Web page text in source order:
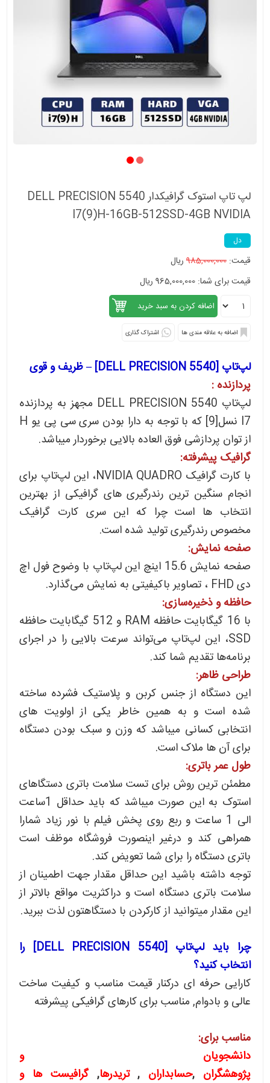
لپ تاپ استوک گرافیکدار DELL PRECISION 5540
I7(9)H-16GB-512SSD-4GB NVIDIA
دل
قیمت:985,000,000ریال
قیمت برای شما: 965,000,000 ریال
اشتراک گذاری
لپ‌تاپ [DELL PRECISION 5540] – ظریف و قوی
پردازنده :
لپ‌تاپ DELL PRECISION 5540 مجهز به پردازنده
I7 نسل[9] که با توجه به دارا بودن سری سی پی یو H
از توان پردازشی فوق العاده بالایی برخوردار میباشد.
گرافیک پیشرفته:
با کارت گرافیک NVIDIA QUADRO، این لپ‌تاپ برای
انجام سنگین ترین رندرگیری های گرافیکی از بهترین
انتخاب ها است چرا که این سری کارت گرافیک
مخصوص رندرگیری تولید شده است.
صفحه نمایش:
صفحه نمایش 15.6 اینچ این لپ‌تاپ با وضوح فول اچ
دی FHD ، تصاویر باکیفیتی به نمایش می‌گذارد.
حافظه و ذخیره‌سازی:
با 16 گیگابایت حافظه RAM و 512 گیگابایت حافظه
SSD، این لپ‌تاپ می‌تواند سرعت بالایی را در اجرای
برنامه‌ها تقدیم شما کند.
طراحی ظاهر:
این دستگاه از جنس کربن و پلاستیک فشرده ساخته
شده است و به همین خاطر یکی از اولویت های
انتخابی کسانی میباشد که وزن و سبک بودن دستگاه
برای آن ها ملاک است.
طول عمر باتری:
مطمئن ترین روش برای تست سلامت باتری دستگاهای
استوک به این صورت میباشد که باید حداقل 1ساعت
الی 1 ساعت و ربع روی پخش فیلم با نور زیاد شمارا
همراهی کند و درغیر اینصورت فروشگاه موظف است
باتری دستگاه را برای شما تعویض کند.
توجه داشته باشید این حداقل مقدار جهت اطمینان از
سلامت باتری دستگاه است و دراکثریت مواقع بالاتر از
این مقدار میتوانید از کارکردن با دستگاهتون لذت ببرید.
چرا باید لپ‌تاپ [DELL PRECISION 5540] را
انتخاب کنید؟
کارایی حرفه ای درکنار قیمت مناسب و کیفیت ساخت
عالی و بادوام, مناسب برای کارهای گرافیکی پیشرفته
مناسب برای:
دانشجویان و
پژوهشگران ,حسابداران ,تریدرها,گرافیست ها و